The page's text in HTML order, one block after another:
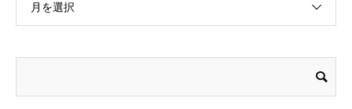
月を選択